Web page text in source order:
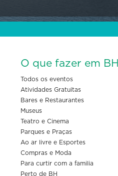
O que fazer em BH
Todos os eventos
Atividades Gratuitas
Bares e Restaurantes
Museus
Teatro e Cinema
Parques e Praças
Ao ar livre e Esportes
Compras e Moda
Para curtir com a familia
Perto de BH